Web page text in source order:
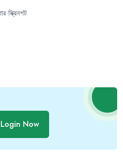
স্ক্রিনশট
Login Now